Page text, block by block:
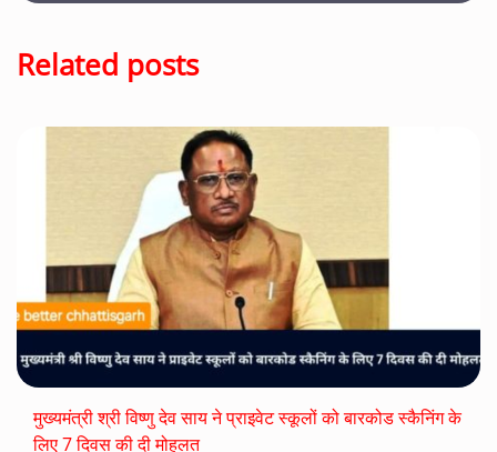
Related posts
मुख्यमंत्री श्री विष्णु देव साय ने प्राइवेट स्कूलों को बारकोड स्कैनिंग के
लिए 7 दिवस की दी मोहलत